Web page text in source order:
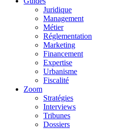
Juridique
Management
Métier
Réglementation
Marketing
Financement
Expertise
Urbanisme
Fiscalité
Zoom
Stratégies
Interviews
Tribunes
Dossiers